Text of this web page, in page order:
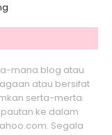
mana blog atau
atau bersifat
serta-merta.
ke dalam
Segala